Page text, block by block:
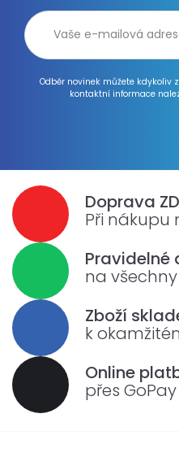
Odběr novinek můžete kdykoliv
kontaktní informace
Doprava
Při nákupu
Pravidelné
na
Zboží
k
Online
přes